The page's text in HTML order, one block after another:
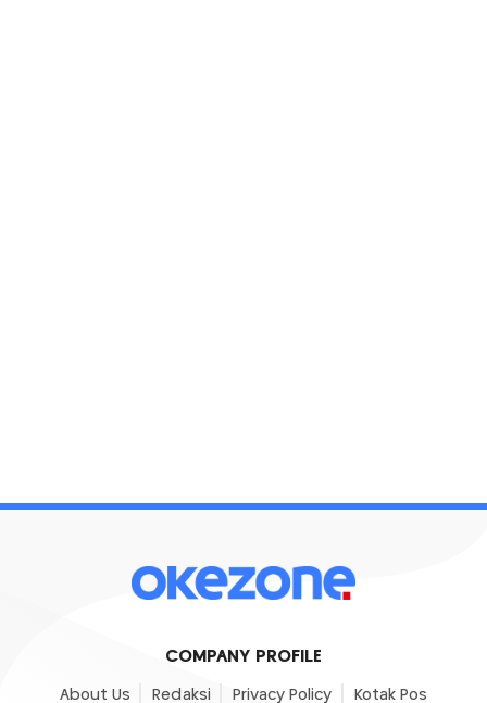
COMPANY PROFILE
About Us Redaksi Privacy Policy Kotak Pos